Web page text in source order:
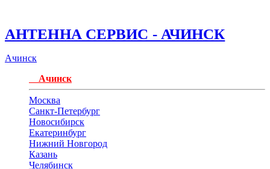
АНТЕННА СЕРВИС - АЧИНСК
Ачинск
Ачинск
Москва
Санкт-Петербург
Новосибирск
Екатеринбург
Нижний Новгород
Казань
Челябинск